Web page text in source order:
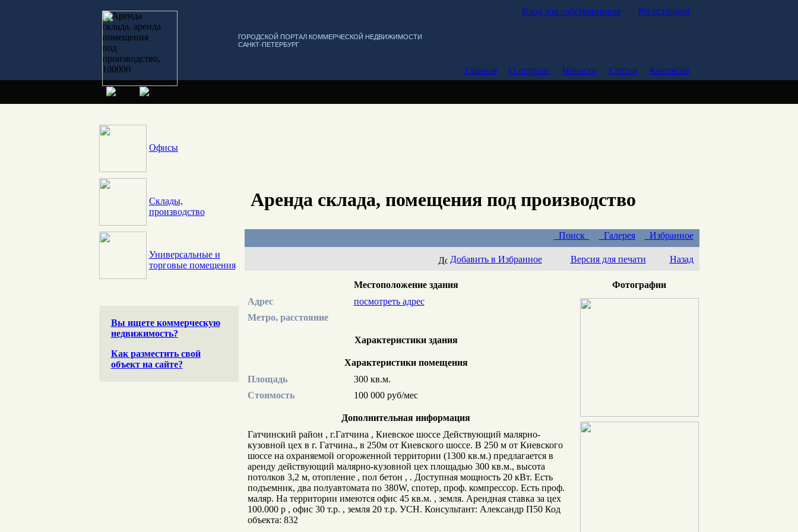
Вход для собственников Регистрация
ГОРОДСКОЙ ПОРТАЛ КОММЕРЧЕСКОЙ НЕДВИЖИМОСТИ
САНКТ-ПЕТЕРБУРГ
Главная О портале Новости Статьи Контакты
Офисы
Склады,
производство
Универсальные и
торговые помещения
Вы ищете коммерческую
недвижимость?
Как разместить свой
объект на сайте?
Аренда склада, помещения под производство
Поиск Галерея Избранное
Добавить в Избранное Версия для печати Назад
Местоположение здания
Адрес
посмотреть адрес
Метро, расстояние
Характеристики здания
Характеристики помещения
Площадь
300 кв.м.
Стоимость
100 000 руб/мес
Дополнительная информация
Гатчинский район , г.Гатчина , Киевское шоссе Действующий малярно-
кузовной цех в г. Гатчина., в 250м от Киевского шоссе. В 250 м от Киевского
шоссе на охраняемой огороженной территории (1300 кв.м.) предлагается в
аренду действующий малярно-кузовной цех площадью 300 кв.м., высота
потолков 3,2 м, отопление , пол бетон , . Доступная мощность 20 кВт. Есть
подъемник, два полуавтомата по 380W, спотер, проф. компрессор. Есть проф.
маляр. На территории имеются офис 45 кв.м. , земля. Арендная ставка за цех
100.000 р , офис 30 т.р. , земля 20 т.р. УСН. Консультант: Александр П50 Код
объекта: 832
Фотографии